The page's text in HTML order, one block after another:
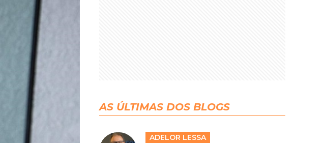
AS ÚLTIMAS DOS BLOGS
ADELOR LESSA